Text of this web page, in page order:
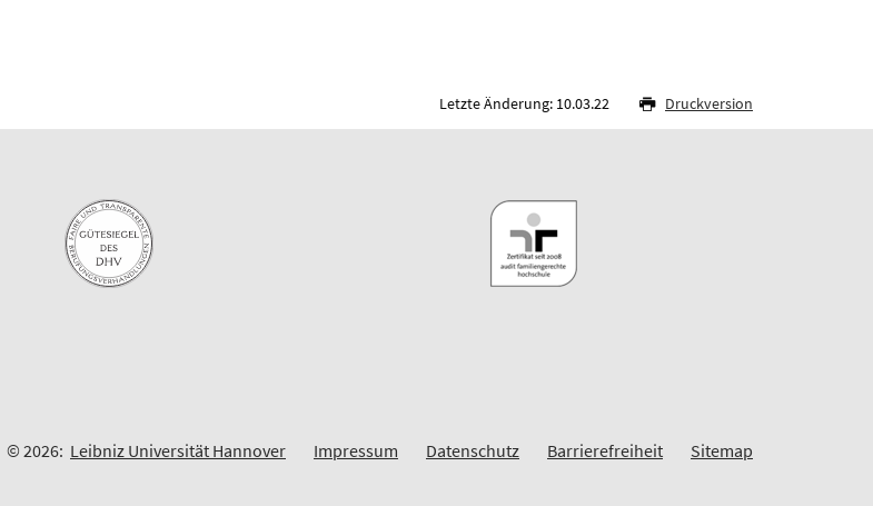
Letzte Änderung: 10.03.22 Druckversion
© 2026: Leibniz Universität Hannover Impressum Datenschutz Barrierefreiheit Sitemap